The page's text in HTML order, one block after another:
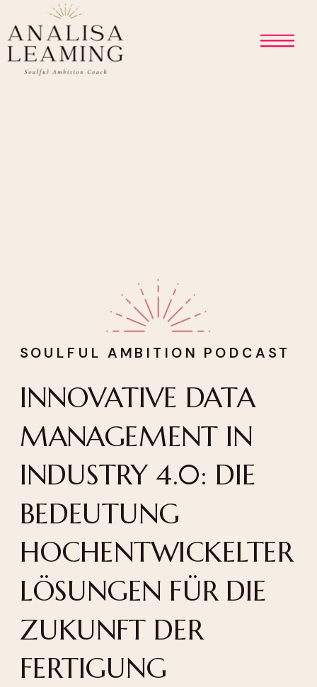
INNOVATIVE DATA
MANAGEMENT IN
INDUSTRY 4.0: DIE
BEDEUTUNG
HOCHENTWICKELTER
LÖSUNGEN FÜR DIE
ZUKUNFT DER
FERTIGUNG
SOULFUL AMBITION PODCAST